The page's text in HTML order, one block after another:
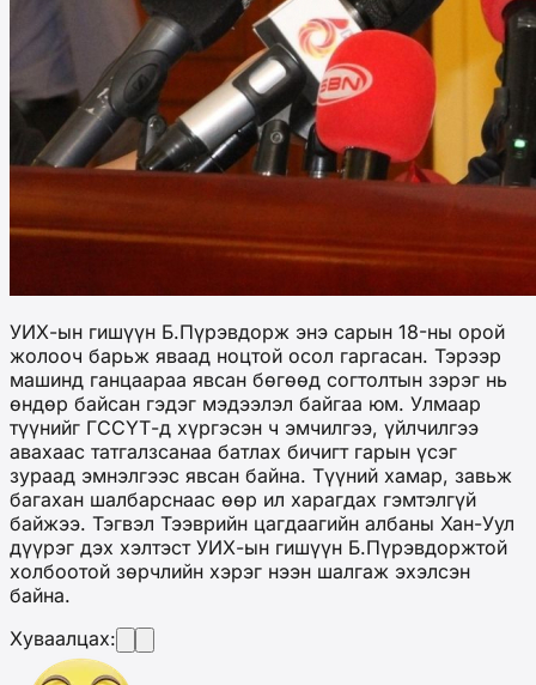
УИХ-ын гишүүн Б.Пүрэвдорж энэ сарын 18-ны орой
жолооч барьж яваад ноцтой осол гаргасан. Тэрээр
машинд ганцаараа явсан бөгөөд согтолтын зэрэг нь
өндөр байсан гэдэг мэдээлэл байгаа юм. Улмаар
түүнийг ГССҮТ-д хүргэсэн ч эмчилгээ, үйлчилгээ
авахаас татгалзсанаа батлах бичигт гарын үсэг
зураад эмнэлгээс явсан байна. Түүний хамар, завьж
багахан шалбарснаас өөр ил харагдах гэмтэлгүй
байжээ. Тэгвэл Тээврийн цагдаагийн албаны Хан-Уул
дүүрэг дэх хэлтэст УИХ-ын гишүүн Б.Пүрэвдоржтой
холбоотой зөрчлийн хэрэг нээн шалгаж эхэлсэн
байна.
Хуваалцах: